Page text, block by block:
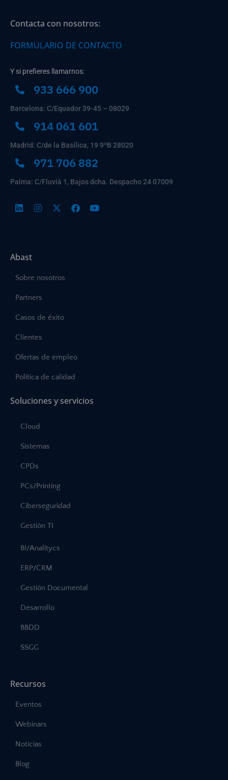
Contacta con nosotros:
FORMULARIO DE CONTACTO
Y si prefieres llamarnos:
933 666 900
Barcelona: C/Equador 39-45 – 08029
914 061 601
Madrid: C/de la Basílica, 19 9ºB 28020
971 706 882
Palma: C/Fluvià 1, Bajos dcha. Despacho 24 07009
Abast
Sobre nosotros
Partners
Casos de éxito
Clientes
Ofertas de empleo
Política de calidad
Soluciones y servicios
Cloud
Sistemas
CPDs
PCs/Printing
Ciberseguridad
Gestión TI
BI/Analitycs
ERP/CRM
Gestión Documental
Desarrollo
BBDD
SSGG
Recursos
Eventos
Webinars
Noticias
Blog